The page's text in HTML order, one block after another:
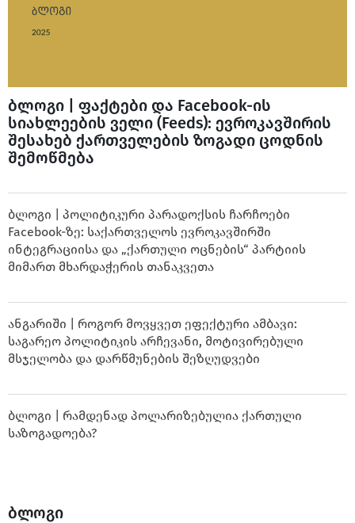
ბლოგი | ფაქტები და Facebook-ის
სიახლეების ველი (Feeds): ევროკავშირის
შესახებ ქართველების ზოგადი ცოდნის
შემოწმება
ბლოგი | პოლიტიკური პარადოქსის ჩარჩოები
Facebook-ზე: საქართველოს ევროკავშირში
ინტეგრაციისა და „ქართული ოცნების“ პარტიის
მიმართ მხარდაჭერის თანაკვეთა
ანგარიში | როგორ მოვყვეთ ეფექტური ამბავი:
საგარეო პოლიტიკის არჩევანი, მოტივირებული
მსჯელობა და დარწმუნების შეზღუდვები
ბლოგი | რამდენად პოლარიზებულია ქართული
საზოგადოება?
ბლოგი